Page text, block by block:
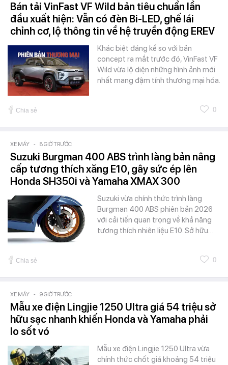
Bán tải VinFast VF Wild bản tiêu chuẩn lần
đầu xuất hiện: Vẫn có đèn Bi-LED, ghế lái
chỉnh cơ, lộ thông tin về hệ truyền động EREV
Khác biệt đáng kể so với bản
concept ra mắt trước đó, VinFast VF
Wild vừa lộ diện những hình ảnh mới
nhất mang đậm tính thương mại hóa.
Chia sẻ 0
XE MÁY - 8 GIỜ TRƯỚC
Suzuki Burgman 400 ABS trình làng bản nâng
cấp tương thích xăng E10, gây sức ép lên
Honda SH350i và Yamaha XMAX 300
Suzuki vừa chính thức trình làng
Burgman 400 ABS phiên bản 2026
với cải tiến quan trọng về khả năng
tương thích nhiên liệu E10. Sở hữu…
Chia sẻ 0
XE MÁY - 9 GIỜ TRƯỚC
Mẫu xe điện Lingjie 1250 Ultra giá 54 triệu sở
hữu sạc nhanh khiến Honda và Yamaha phải
lo sốt vó
Mẫu xe điện Lingjie 1250 Ultra vừa
chính thức chốt giá khoảng 54 triệu